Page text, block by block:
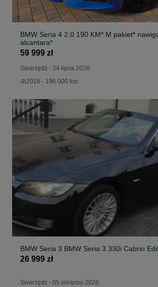
BMW Seria 4 2.0 190 KM* M pakiet* nawigacja* ksenon*
alcantara*
59 999 zł
Swarzędz - 24 lipca 2026
2016 - 196 000 km
BMW Seria 3 BMW Seria 3 330i Cabrio
26 999 zł
Swarzędz - 05 sierpnia 2026